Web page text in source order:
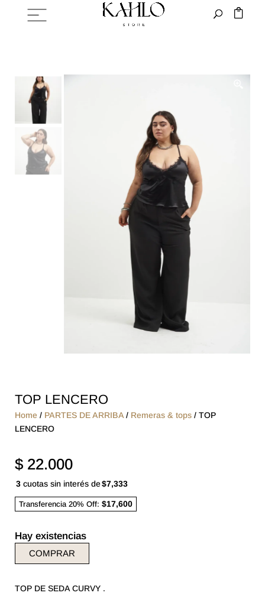
TOP LENCERO
Home / PARTES DE ARRIBA/ Remeras & tops/ TOP
LENCERO
$22.000
3cuotas sin interés de$7,333
Transferencia 20% Off: $17,600
Hay existencias
COMPRAR
TOP DE SEDA CURVY .